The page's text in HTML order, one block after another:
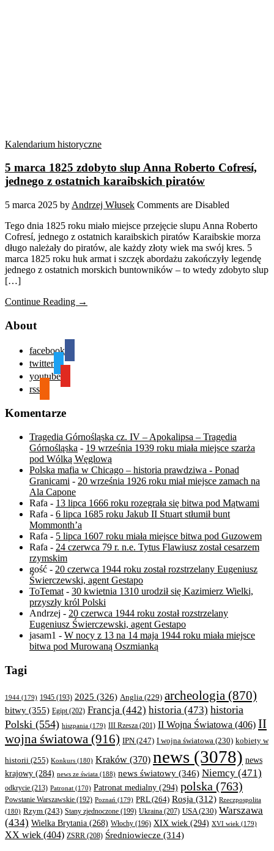
Kalendarium historyczne
5 marca 1825 zdobyto slup Anna Roberto Cofresí,
jednego z ostatnich karaibskich piratów
5 marca 2025 by Andrzej Włusek Comments are Disabled
Tego dnia 1825 roku miało miejsce przejęcie slupu Anna Roberto
Cofresí, jednego z ostatnich karaibskich piratów Karaibskie morza
długo należały do piratów, ale każdy złoty wiek ma swój kres. 5
marca 1825 roku huk armat i szczęk abordażu zakończyły legendę
jednego z ostatnich morskich buntowników – to wtedy zdobyto slup
[…]
Continue Reading →
About
facebook
twitter
youtube
rss
Komentarze
Tragedia Górnośląska cz. IV – Apokalipsa – Tragedia
Górnośląska - 19 września 1939 roku miała miejsce szarża
pod Wólką Węglową
Polska mafia w Chicago – historia prawdziwa - Ponad
Granicami - 20 września 1926 roku miał miejsce zamach na
Ala Capone
Rafa - 13 lipca 1666 roku rozegrała się bitwa pod Mątwami
Rafa - 6 lipca 1685 roku Jakub II Stuart stłumił bunt
Mommonth’a
Rafa - 5 lipca 1607 roku miała miejsce bitwa pod Guzowem
Rafa - 24 czerwca 79 r. n.e. Tytus Flawiusz został cesarzem
rzymskim
gość - 20 czerwca 1944 roku został rozstrzelany Eugeniusz
Świerczewski, agent Gestapo
ToTemat - 30 kwietnia 1310 urodził się Kazimierz Wielki,
przyszły król Polski
Andrzej - 20 czerwca 1944 roku został rozstrzelany
Eugeniusz Świerczewski, agent Gestapo
jasam1 - W nocy z 13 na 14 maja 1944 roku miała miejsce
bitwa pod Murowaną Oszmianką
Tagi
1944 (179) 1945 (193) 2025 (326) Anglia (229) archeologia (870)
bitwy (355) Egipt(202) Francja (442) historia (473) historia
Polski (554) hiszpania (179) III Rzesza (201) II Wojna Światowa (406) II
wojna światowa (916) IPN (247) I wojna światowa (230) kobiety w
historii (255) Konkurs (180) Kraków (370) news (3078) news
krajowy (284) news ze świata (188) news światowy (346) Niemcy (471)
odkrycie (213) Patronat (170) Patronat medialny (294) polska (763)
Powstanie Warszawskie (192) Poznań (179) PRL(264) Rosja (312) Rzeczpospolita
(180) Rzym (243) Stany zjednoczone (199) Ukraina (207) USA(230) Warszawa
(434) Wielka Brytania (268) Włochy (196) XIX wiek (294) XVI wiek (179)
XX wiek (404) ZSRR (208) Średniowiecze (314)